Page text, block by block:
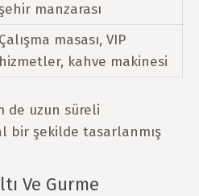
manzarası
Çalışma masası, VIP
hizmetler, kahve makinesi
de uzun süreli
bir şekilde tasarlanmış
Ve Gurme